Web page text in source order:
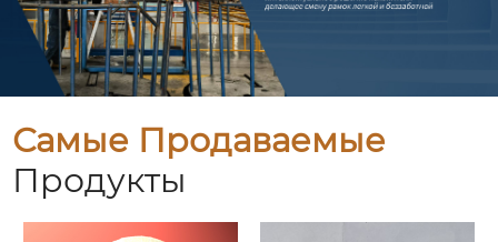
Самые Продаваемые
Продукты